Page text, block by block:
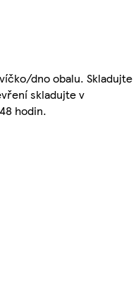
dno obalu. Skladujte
skladujte v
hodin.